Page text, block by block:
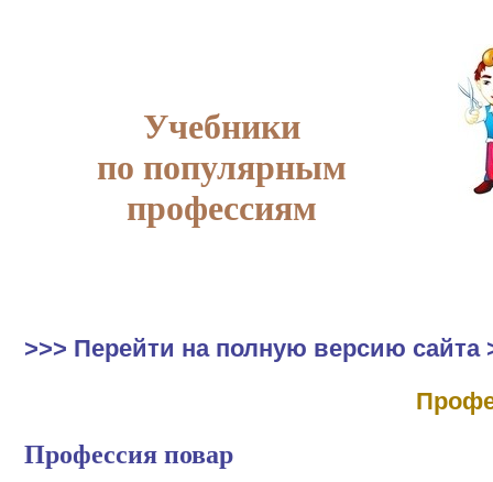
Учебники
по популярным
профессиям
>>> Перейти на полную версию сайта
Профессия повар